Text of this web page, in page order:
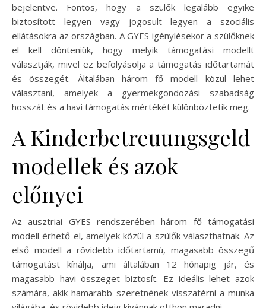
bejelentve. Fontos, hogy a szülők legalább egyike
biztosított legyen vagy jogosult legyen a szociális
ellátásokra az országban. A GYES igénylésekor a szülőknek
el kell dönteniük, hogy melyik támogatási modellt
választják, mivel ez befolyásolja a támogatás időtartamát
és összegét. Általában három fő modell közül lehet
választani, amelyek a gyermekgondozási szabadság
hosszát és a havi támogatás mértékét különböztetik meg.
A Kinderbetreuungsgeld
modellek és azok
előnyei
Az ausztriai GYES rendszerében három fő támogatási
modell érhető el, amelyek közül a szülők választhatnak. Az
első modell a rövidebb időtartamú, magasabb összegű
támogatást kínálja, ami általában 12 hónapig jár, és
magasabb havi összeget biztosít. Ez ideális lehet azok
számára, akik hamarabb szeretnének visszatérni a munka